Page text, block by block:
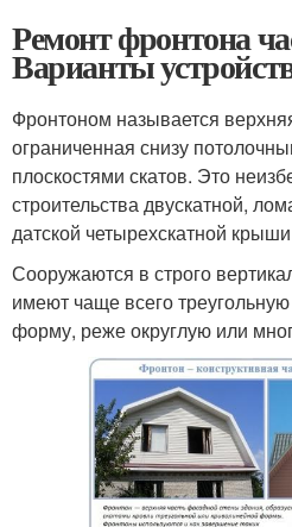
Ремонт фронтона
Варианты
Фронтоном называется
ограниченная снизу
плоскостями скатов. Это
строительства двускатной,
датской четырехскатной
Сооружаются в строго
имеют чаще всего
форму, реже округлую или